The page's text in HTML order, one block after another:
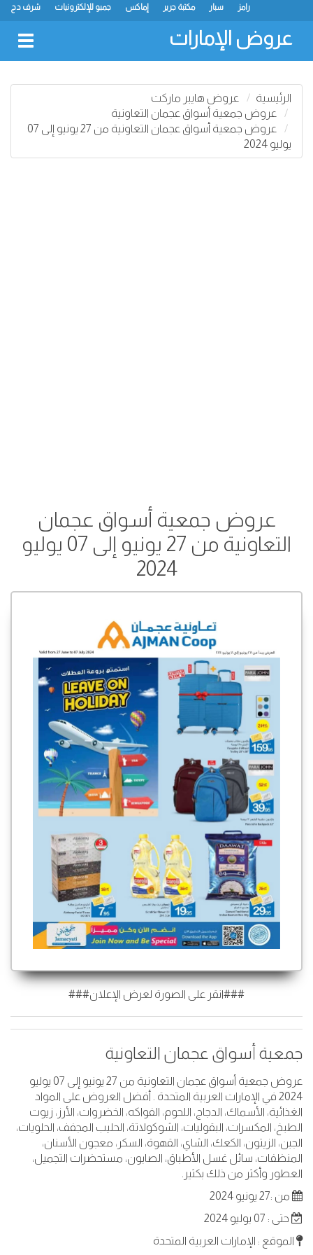
شرف دج جمبو للإلكترونيات إماكس مكتبة جرير سبار
رامز
نستو كارفور
عروض الإمارات
الرئيسية
عروض هايبر ماركت
عروض جمعية أسواق عجمان التعاونية
عروض جمعية أسواق عجمان التعاونية من 27 يونيو إلى 07
يوليو 2024
عروض جمعية أسواق عجمان
التعاونية من 27 يونيو إلى 07 يوليو
2024
###انقر على الصورة لعرض الإعلان###
جمعية أسواق عجمان التعاونية
عروض جمعية أسواق عجمان التعاونية من 27 يونيو إلى 07 يوليو
2024 في الإمارات العربية المتحدة . أفضل العروض على المواد
الغذائية، الأسماك، الدجاج، اللحوم، الفواكه، الخضروات، الأرز، زيوت
الطبخ، المكسرات، البقوليات، الشوكولاتة، الحليب المجفف، الحلويات،
الجبن، الزيتون، الكعك، الشاي، القهوة، السكر، معجون الأسنان،
المنظفات، سائل غسل الأطباق، الصابون، مستحضرات التجميل،
العطور وأكثر من ذلك بكثير.
من :27 يونيو 2024
حتى : 07 يوليو 2024
الموقع : الإمارات العربية المتحدة